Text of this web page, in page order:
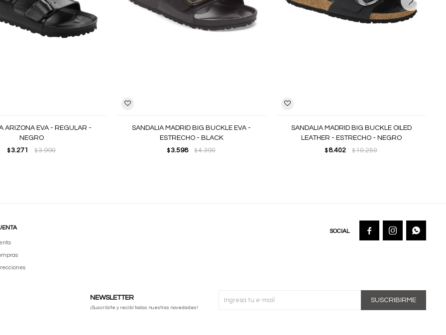
ARIZONA EVA - REGULAR -
NEGRO
$3.271 $3.990
SANDALIA MADRID BIG BUCKLE EVA -
ESTRECHO - BLACK
$3.598 $4.390
SANDALIA MADRID BIG BUCKLE OILED
LEATHER - ESTRECHO - NEGRO
$ 8.402 $10.250
NEWSLETTER
¡Suscribite y recibí todas nuestras novedades!
SUSCRIBIRME
  